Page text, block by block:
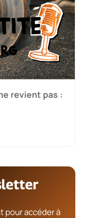
revient pas :
pour accéder à